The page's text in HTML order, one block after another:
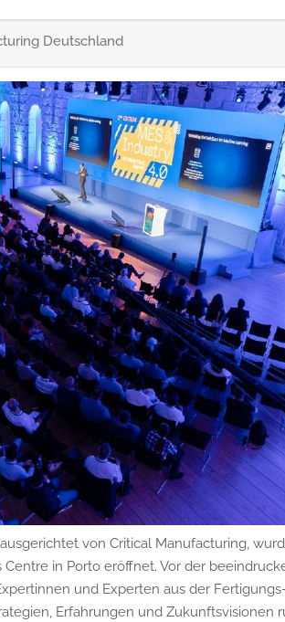
Deutschland
von Critical Manufacturing,
in Porto eröffnet. Vor der
und Experten aus der
Erfahrungen und Zukunftsvisionen